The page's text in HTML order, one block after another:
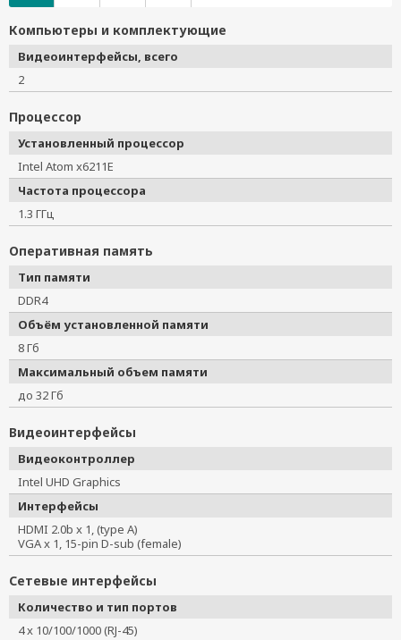
Компьютеры и комплектующие
Видеоинтерфейсы, всего
2
Процессор
Установленный процессор
Intel Atom x6211E
Частота процессора
1.3 ГГц
Оперативная память
Тип памяти
DDR4
Объём установленной памяти
8 Гб
Максимальный объем памяти
до 32 Гб
Видеоинтерфейсы
Видеоконтроллер
Intel UHD Graphics
Интерфейсы
HDMI 2.0b x 1, (type A)
VGA x 1, 15-pin D-sub (female)
Сетевые интерфейсы
Количество и тип портов
4 x 10/100/1000 (RJ-45)